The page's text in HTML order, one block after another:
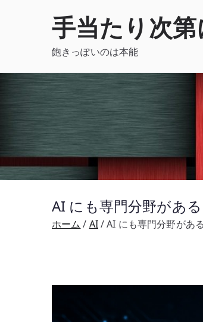
手当たり次
飽きっぽいのは本能
AI にも専門分野があ
ホーム AI AI にも専門分野があ